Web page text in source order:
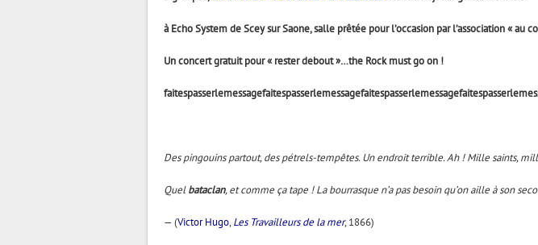
à Echo System de Scey sur Saone, salle prêtée pour l’occasion par l’association « au
Un concert gratuit pour « rester debout »…the Rock must go on !
Des pingouins partout, des pétrels-tempêtes. Un endroit terrible. Ah ! Mille saints,
Quelbataclan, et comme ça tape ! La bourrasque n’a pas besoin qu’on aille à son
—(Victor Hugo, Les Travailleurs de la mer, 1866)